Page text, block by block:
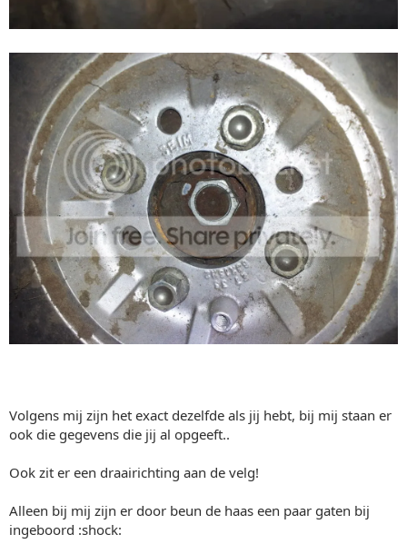
Volgens mij zijn het exact dezelfde als jij hebt, bij mij staan er
ook die gegevens die jij al opgeeft..
Ook zit er een draairichting aan de velg!
Alleen bij mij zijn er door beun de haas een paar gaten bij
ingeboord :shock: